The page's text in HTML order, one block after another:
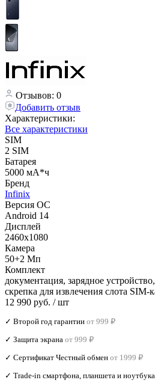
Отзывов: 0
Добавить отзыв
Характеристики:
Все характеристики
SIM
2 SIM
Батарея
5000 мА*ч
Бренд
Infinix
Версия ОС
Android 14
Дисплей
2460x1080
Камера
50+2 Мп
Комплект
документация, зарядное
скрепка для извлечения слота
12 990 руб. / шт
✓ Второй год гарантии от 999 ₽
✓ Защита экрана от 999 ₽
✓ Сертификат Честный обмен от 1999 ₽
✓ Trade‑in смартфона, планшета и ноутбука